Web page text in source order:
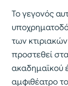
Το γεγονός
των
προστεθεί
ακαδημαϊκού
αμφιθέατρο